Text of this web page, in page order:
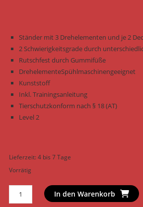
Ständer mit 3 Drehelementen und je 2
2 Schwierigkeitsgrade durch
Rutschfest durch Gummifüße
DrehelementeSpühlmaschinengeeignet
Kunststoff
Inkl. Trainingsanleitung
Tierschutzkonform nach § 18 (AT)
Level 2
Lieferzeit:4 bis 7 Tage
Vorrätig
Trixie
Hundespielzeug
In den Warenkorb